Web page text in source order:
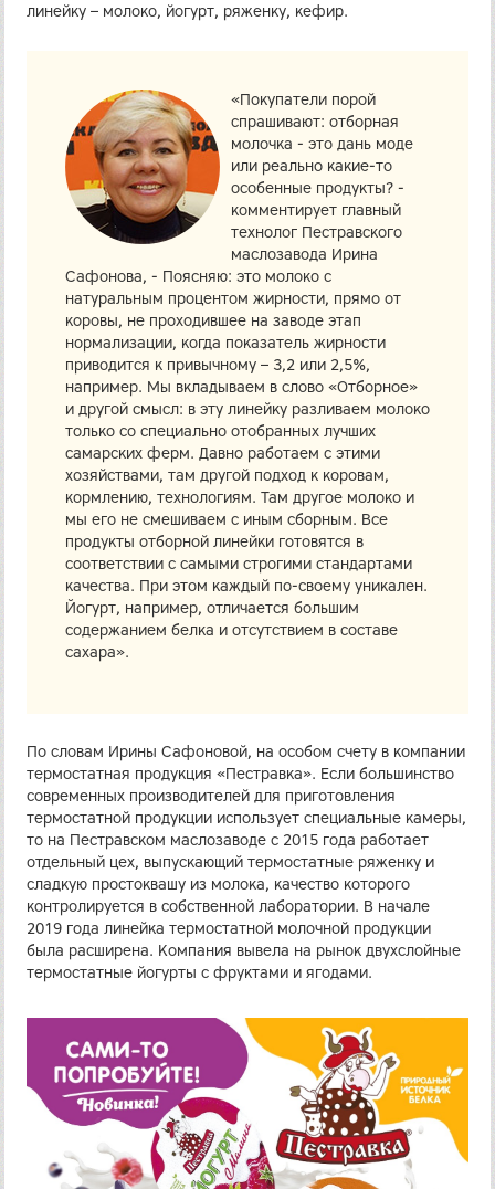
линейку – молоко, йогурт, ряженку, кефир.
«Покупатели порой
спрашивают: отборная
молочка - это дань моде
или реально какие-то
особенные продукты? -
комментирует главный
технолог Пестравского
маслозавода Ирина
Сафонова, - Поясняю: это молоко с
натуральным процентом жирности, прямо от
коровы, не проходившее на заводе этап
нормализации, когда показатель жирности
приводится к привычному – 3,2 или 2,5%,
например. Мы вкладываем в слово «Отборное»
и другой смысл: в эту линейку разливаем молоко
только со специально отобранных лучших
самарских ферм. Давно работаем с этими
хозяйствами, там другой подход к коровам,
кормлению, технологиям. Там другое молоко и
мы его не смешиваем с иным сборным. Все
продукты отборной линейки готовятся в
соответствии с самыми строгими стандартами
качества. При этом каждый по-своему уникален.
Йогурт, например, отличается большим
содержанием белка и отсутствием в составе
сахара».
По словам Ирины Сафоновой, на особом счету в компании
термостатная продукция «Пестравка». Если большинство
современных производителей для приготовления
термостатной продукции использует специальные камеры,
то на Пестравском маслозаводе с 2015 года работает
отдельный цех, выпускающий термостатные ряженку и
сладкую простоквашу из молока, качество которого
контролируется в собственной лаборатории. В начале
2019 года линейка термостатной молочной продукции
была расширена. Компания вывела на рынок двухслойные
термостатные йогурты с фруктами и ягодами.